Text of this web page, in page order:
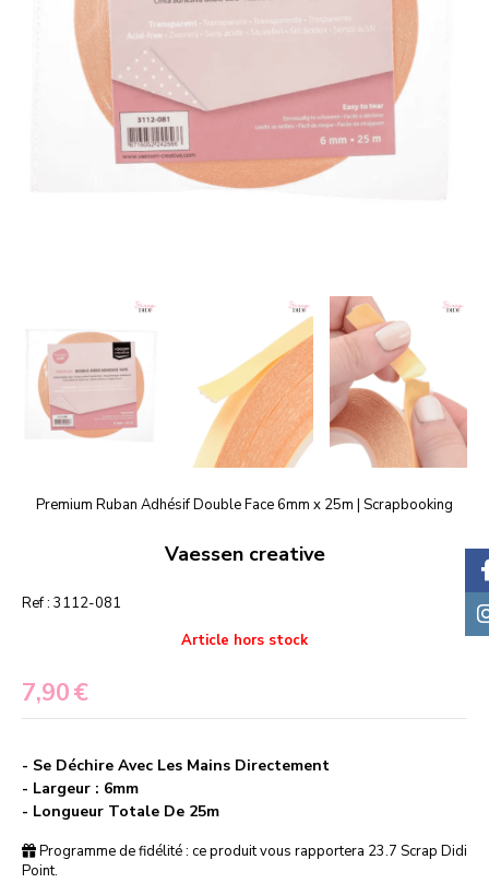
Premium Ruban Adhésif Double Face 6mm x 25m | Scrapbooking
Vaessen creative
Ref : 3112-081
7,90€
Article hors stock
- Se Déchire Avec Les Mains Directement
- Largeur : 6mm
- Longueur Totale De 25m
Programme de fidélité : ce produit vous rapportera 23.7 Scrap Didi
Point.